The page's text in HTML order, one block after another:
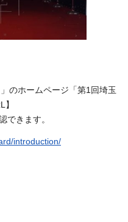
のホームページ「第1回埼玉
きます。
introduction/